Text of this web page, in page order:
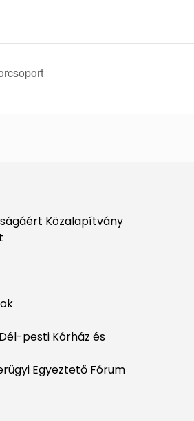
Közalapítvány
pesti Kórház és
Egyeztető Fórum